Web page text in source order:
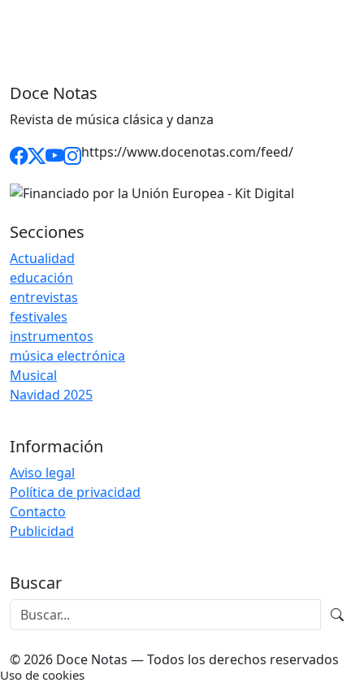
Doce Notas
Revista de música clásica y danza
https://www.docenotas.com/feed/
Secciones
Actualidad
educación
entrevistas
festivales
instrumentos
música electrónica
Musical
Navidad 2025
Información
Aviso legal
Política de privacidad
Contacto
Publicidad
Buscar
© 2026 Doce Notas — Todos los derechos reservados
Uso de cookies